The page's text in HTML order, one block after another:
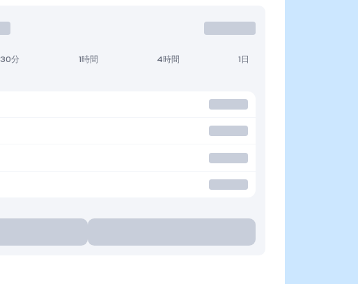
30分 1時間 4時間 1日